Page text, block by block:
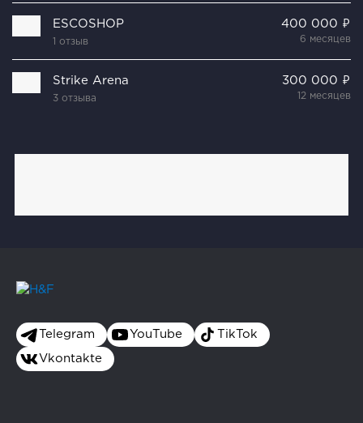
ESCOSHOP
1 отзыв
400 000 ₽
6 месяцев
Strike Arena
3 отзыва
300 000 ₽
12 месяцев
Telegram YouTube TikTok
Vkontakte